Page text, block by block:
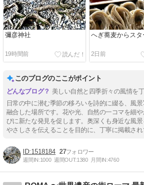
彌彦神社
19時間前
へぎ蕎麦からスタ
2日前
このブログのここがポイント
美しい自然と四季折々の風情を
日常の中に潜む季節の移ろいを詩的に綴る、風
融合した場所です。花や光、自然の一コマを細
びに新たな発見を促します。奥深くも身近な風
やさしさを伝えることを目的に、丁寧に掲載され
1518184 27
週間IN:1000 週間OUT:1380 月間IN:4760